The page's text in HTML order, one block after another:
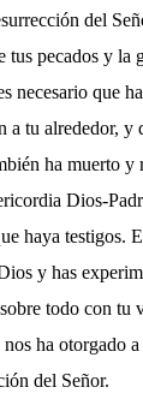
del
tus pecados y la
necesario que
a tu alrededor,
ha muerto y
Dios-
haya testigos.
y has
todo con tu
ha otorgado
del Señor.